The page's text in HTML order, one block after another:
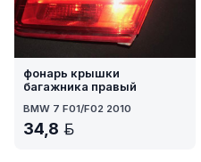
фонарь крышки
багажника правый
BMW 7 F01/F02 2010
34,8